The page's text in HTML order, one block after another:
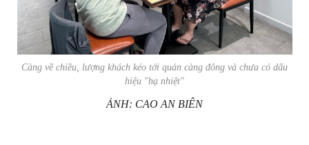
Càng về chiều, lượng khách kéo tới quán càng đông và chưa có dấu
hiệu "hạ nhiệt"
ẢNH: CAO AN BIÊN